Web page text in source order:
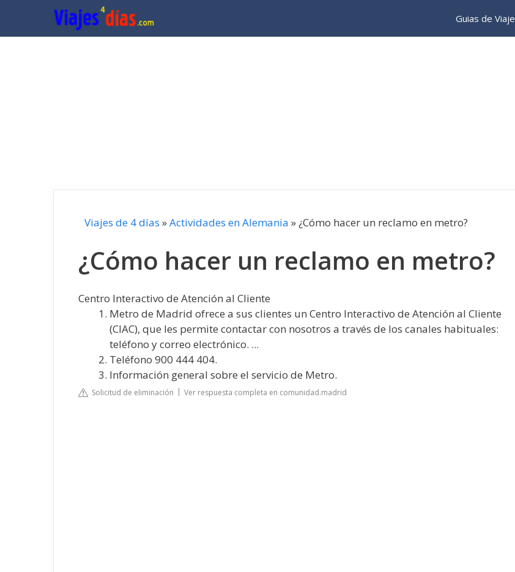
contenido
Guias de Viaje
Viajes de 4 días »Actividades en Alemania »¿Cómo hacer un reclamo en metro?
¿Cómo hacer un reclamo en metro?
Centro Interactivo de Atención al Cliente
Metro de Madrid ofrece a sus clientes un Centro Interactivo de Atención al Cliente
(CIAC), que les permite contactar con nosotros a través de los canales habituales:
teléfono y correo electrónico. ...
Teléfono 900 444 404.
Información general sobre el servicio de Metro.
Solicitud de eliminación Ver respuesta completa en comunidad.madrid